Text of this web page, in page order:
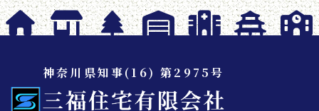
神奈川県知事(16) 第2975号